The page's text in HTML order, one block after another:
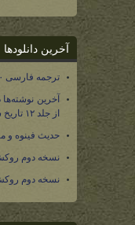
آخرین دانلودها
ترجمه فارسی ۴۰ صفحه از کتاب «سقوط نومه‌نور»
آخرین
از جلد ۱۲ تاریخ سرزمین میانه
حدیث فینوه و
نسخه دوم
نسخه دوم